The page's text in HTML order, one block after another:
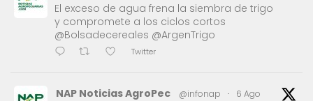
El exceso de agua frena la siembra de trigo
y compromete a los ciclos cortos
@Bolsadecereales @ArgenTrigo
Twitter
NAP Noticias AgroPec @infonap · 6 Ago